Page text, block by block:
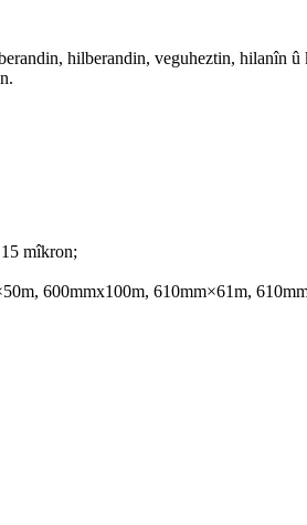
hilberandin, veguheztin, hilanîn
mîkron;
600mmx100m, 610mm×61m,